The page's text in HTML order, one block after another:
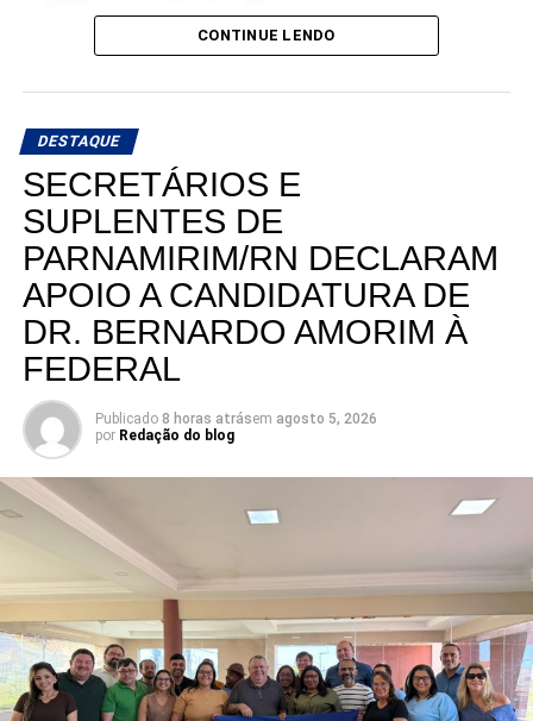
CONTINUE LENDO
DESTAQUE
SECRETÁRIOS E
SUPLENTES DE
PARNAMIRIM/RN DECLARAM
APOIO A CANDIDATURA DE
DR. BERNARDO AMORIM À
FEDERAL
Publicado 8 horas atrásem agosto 5, 2026
por Redação do blog